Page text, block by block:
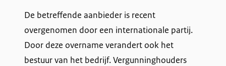
De betreffende aanbieder is recent
overgenomen door een internationale partij.
Door deze overname verandert ook het
bestuur van het bedrijf. Vergunninghouders